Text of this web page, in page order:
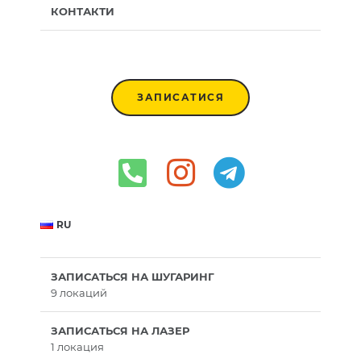
КОНТАКТИ
ЗАПИСАТИСЯ
RU
ЗАПИСАТЬСЯ НА ШУГАРИНГ
9 локаций
ЗАПИСАТЬСЯ НА ЛАЗЕР
1 локация